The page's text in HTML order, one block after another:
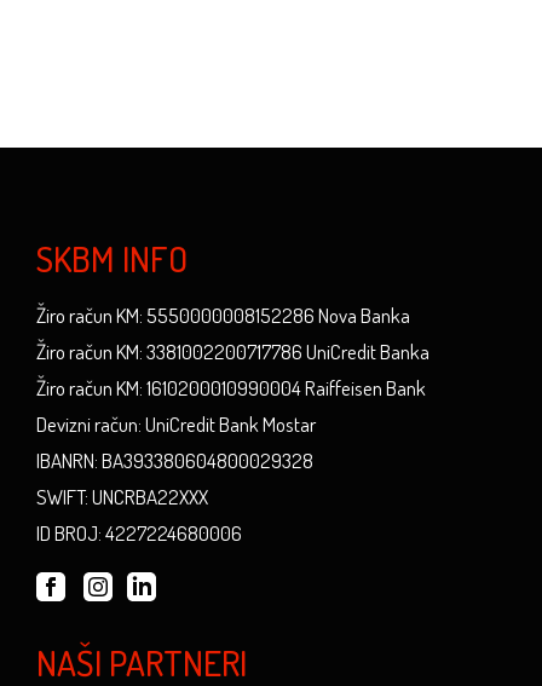
SKBM INFO
Žiro račun KM: 5550000008152286 Nova Banka
Žiro račun KM: 3381002200717786 UniCredit Banka
Žiro račun KM: 1610200010990004 Raiffeisen Bank
Devizni račun: UniCredit Bank Mostar
IBANRN: BA393380604800029328
SWIFT: UNCRBA22XXX
ID BROJ: 4227224680006
NAŠI PARTNERI